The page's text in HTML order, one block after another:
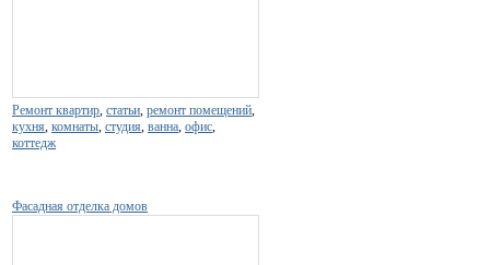
Ремонт квартир статьи ремонт помещений
кухня комнаты студия ванна офис
коттедж
Фасадная отделка домов